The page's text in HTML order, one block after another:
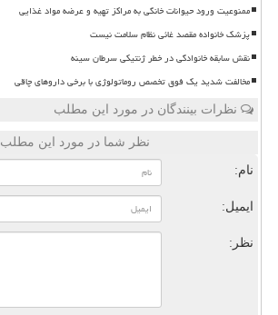
ممنوعیت ورود حیوانات خانگی به مراکز تهیه و عرضه مواد غذایی
پزشک خانواده مقصد غائی نظام سلامت نیست
نقش سابقه خانوادگی در خطر ژنتیکی سرطان سینه
مخالفت شدید یک فوق تخصص روماتولوژی با برخی داروهای چاقی
نظرات بینندگان در مورد این مطلب
نظر شما در مورد این مطلب
نام:
ایمیل:
نظر: